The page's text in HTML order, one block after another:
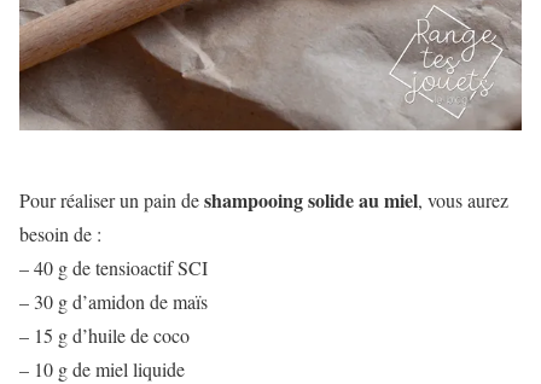
Pour réaliser un pain deshampooing solide au miel, vous aurez
besoin de :
– 40 g de tensioactif SCI
– 30 g d’amidon de maïs
– 15 g d’huile de coco
– 10 g de miel liquide